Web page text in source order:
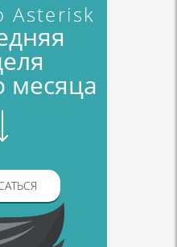
Asterisk
месяца